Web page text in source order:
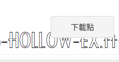
下載點